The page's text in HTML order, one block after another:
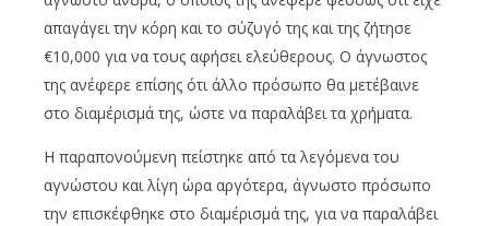
απαγάγει την κόρη και το σύζυγό της και της ζήτησε
€10,000 για να τους αφήσει ελεύθερους. Ο άγνωστος
της ανέφερε επίσης ότι άλλο πρόσωπο θα μετέβαινε
στο διαμέρισμά της, ώστε να παραλάβει τα χρήματα.
Η παραπονούμενη πείστηκε από τα λεγόμενα του
αγνώστου και λίγη ώρα αργότερα, άγνωστο πρόσωπο
την επισκέφθηκε στο διαμέρισμά της, για να παραλάβει